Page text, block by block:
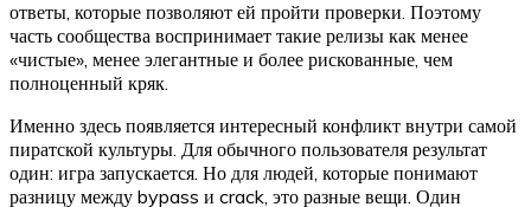
ответы, которые позволяют ей пройти проверки. Поэтому
часть сообщества воспринимает такие релизы как менее
«чистые», менее элегантные и более рискованные, чем
полноценный кряк.
Именно здесь появляется интересный конфликт внутри самой
пиратской культуры. Для обычного пользователя результат
один: игра запускается. Но для людей, которые понимают
разницу между bypass и crack, это разные вещи. Один